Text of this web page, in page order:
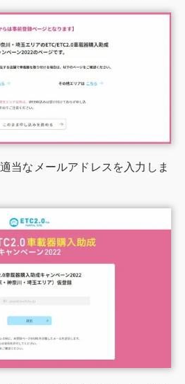
当なメールアドレスを入力しま